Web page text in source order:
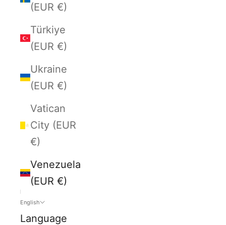
(EUR €)
Türkiye
(EUR €)
Ukraine
(EUR €)
Vatican
City (EUR
€)
Venezuela
(EUR €)
English
Language